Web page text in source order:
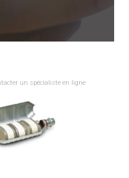
un spécialiste en ligne